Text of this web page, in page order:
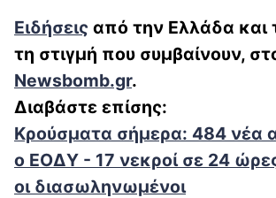
Ειδήσεις από την Ελλάδα και
τη στιγμή που συμβαίνουν,
Newsbomb.gr.
Διαβάστε επίσης:
Κρούσματα σήμερα: 484 νέα
ο ΕΟΔΥ - 17 νεκροί σε 24
οι διασωληνωμένοι